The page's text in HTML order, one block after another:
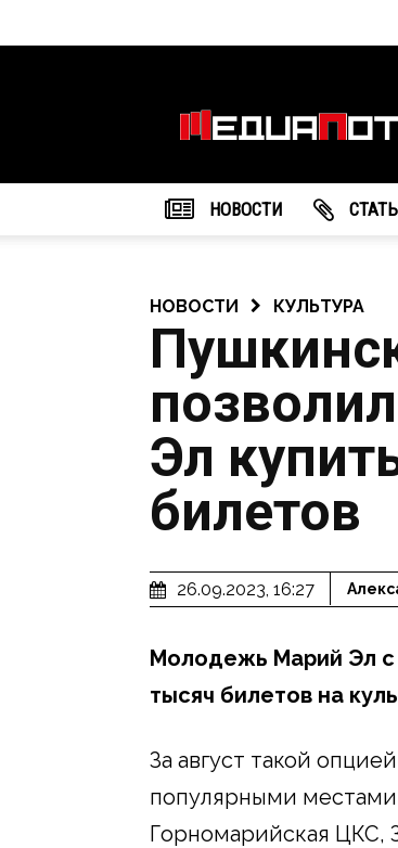
агентство
НОВОСТИ
НОВОСТИ КУЛЬТУРА
Эл
билетов
26.09.2023, 16:27
Молодежь Марий Эл
тысяч билетов на
За август такой
популярными местами
Горномарийская ЦКС,